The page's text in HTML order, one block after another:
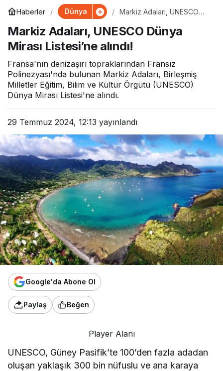
Haberler Dünya
Markiz Adaları, UNESCO
alındı!
Markiz Adaları, UNESCO Dünya
Mirası Listesi’ne alındı!
Fransa'nın denizaşırı topraklarından Fransız
Polinezyası'nda bulunan Markiz Adaları, Birleşmiş
Milletler Eğitim, Bilim ve Kültür Örgütü (UNESCO)
Dünya Mirası Listesi'ne alındı.
29 Temmuz 2024, 12:13 yayınlandı
Google'da Abone Ol
Paylaş Beğen
Player Alanı
UNESCO, Güney Pasifik’te 100’den fazla adadan
oluşan yaklaşık 300 bin nüfuslu ve ana karaya